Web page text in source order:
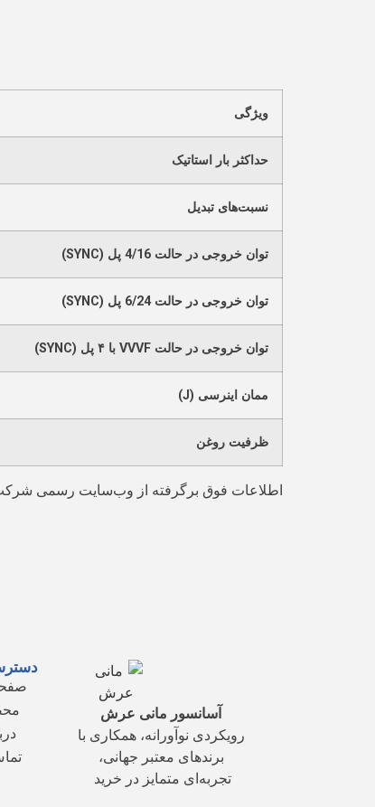
ویژگی
حداکثر بار استاتیک
نسبت‌های تبدیل
توان خروجی در حالت 4/16 پل (SYNC)
توان خروجی در حالت 6/24 پل (SYNC)
توان خروجی در حالت VVVF با ۴ پل (SYNC)
ممان اینرسی (J)
ظرفیت روغن
اطلاعات فوق برگرفته از وب‌سایت رسمی
آسانسور مانی عرش
رویکردی نوآورانه، همکاری با
برندهای معتبر جهانی،
تجربه‌ای متمایز در خرید